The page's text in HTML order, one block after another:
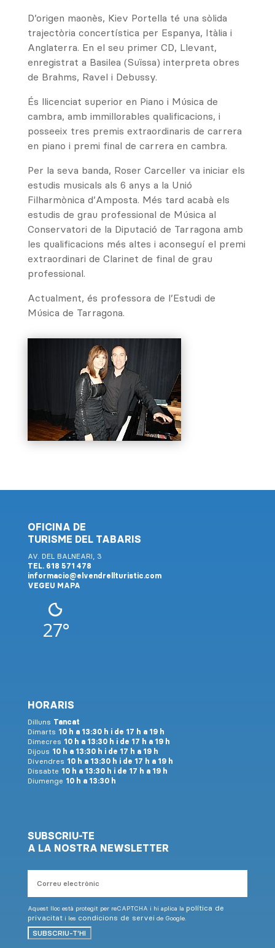
D’origen maonès, Kiev Portella té una sòlida
trajectòria concertística per Espanya, Itàlia i
Anglaterra. En el seu primer CD, Llevant,
enregistrat a Basilea (Suïssa) interpreta obres
de Brahms, Ravel i Debussy.
És llicenciat superior en Piano i Música de
cambra, amb immillorables qualificacions, i
posseeix tres premis extraordinaris de carrera
en piano i premi final de carrera en cambra.
Per la seva banda, Roser Carceller va iniciar els
estudis musicals als 6 anys a la Unió
Filharmònica d’Amposta. Més tard acabà els
estudis de grau professional de Música al
Conservatori de la Diputació de Tarragona amb
les qualificacions més altes i aconseguí el premi
extraordinari de Clarinet de final de grau
professional.
Actualment, és professora de l’Estudi de
Música de Tarragona.
OFICINA DE
TURISME DEL TABARIS
AV. DEL BALNEARI, 3
TEL. 618 571 478
informacio@elvendrellturistic.com
VEGEU MAPA
27°
HORARIS
Dilluns Tancat
Dimarts 10 h a 13:30 h i de 17 h a 19 h
Dimecres 10 h a 13:30 h i de 17 h a 19 h
Dijous 10 h a 13:30 h i de 17 h a 19 h
Divendres 10 h a 13:30 h i de 17 h a 19 h
Dissabte 10 h a 13:30 h i de 17 h a 19 h
Diumenge 10 h a 13:30 h
SUBSCRIU-TE
A LA NOSTRA NEWSLETTER
electrònic
Aquest lloc està protegit per reCAPTCHA i hi aplica la política de
privacitati les condicions de serveide Google.
SUBSCRIU-T'HI